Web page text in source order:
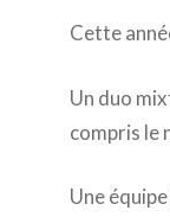
Cette
Un duo
compris le
Une